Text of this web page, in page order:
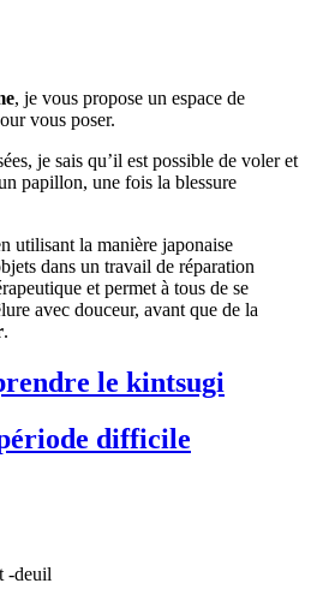
, je vous propose un espace de
vous poser.
je sais qu’il est possible de voler et
papillon, une fois la blessure
utilisant la manière japonaise
dans un travail de réparation
et permet à tous de se
avec douceur, avant que de la
.
le kintsugi
difficile
-deuil